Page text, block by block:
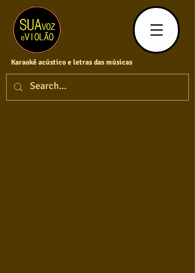
Karaokê acústico e letras das músicas